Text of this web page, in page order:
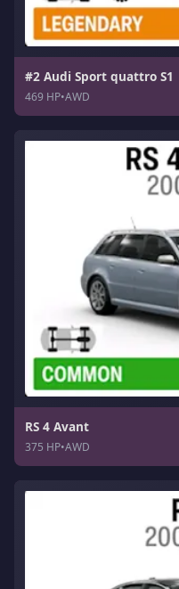
#2 Audi Sport quattro S1
469 HP•AWD
RS 4 Avant
375 HP•AWD